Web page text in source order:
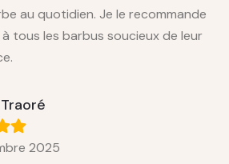
au quotidien. Je le recommande
tous les barbus soucieux de leur
2025